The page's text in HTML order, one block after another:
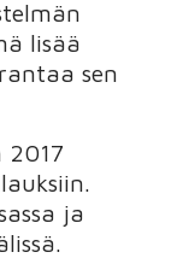
lisää
sen
2017
ja